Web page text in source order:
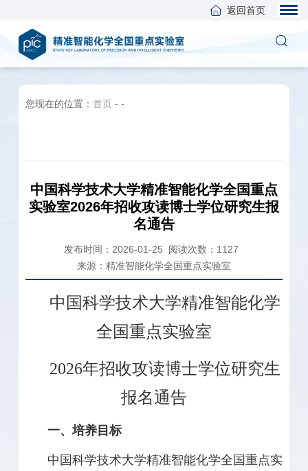
返回首页
您现在的位置： 首页- -
中国科学技术大学精准智能化学全国重点
实验室2026年招收攻读博士学位研究生报
名通告
发布时间：2026-01-25 阅读次数： 1127
来源：精准智能化学全国重点实验室
中国科学技术大学精准智能化学
全国重点实验室
2026年招收攻读博士学位研究生
报名通告
一、培养目标
中国科学技术大学精准智能化学全国重点实